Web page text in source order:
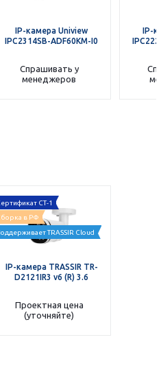
IP-камера Uniview
IPC2314SB-ADF60KM-I0
Спрашивать у
менеджеров
IP-
СТ-1
в РФ
TRASSIR Cloud
IP-камера TRASSIR TR-
D2121IR3 v6 (R) 3.6
Проектная цена
(уточняйте)